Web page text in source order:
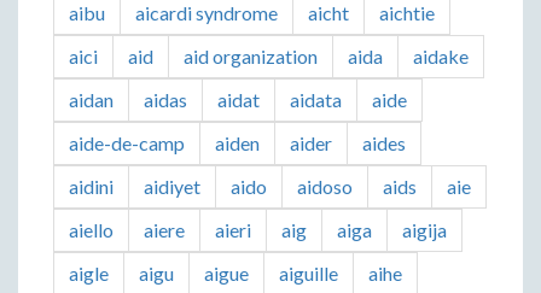
aibu
aicardi syndrome aicht
aichtie
aici
aid aid organization aida
aidake
aidan
aidas aidat aidata
aide
aide-de-camp
aiden aider
aides
aidini
aidiyet aido aidoso aids
aie
aiello
aiere aieri aig aiga
aigija
aigle
aigu aigue aiguille
aihe